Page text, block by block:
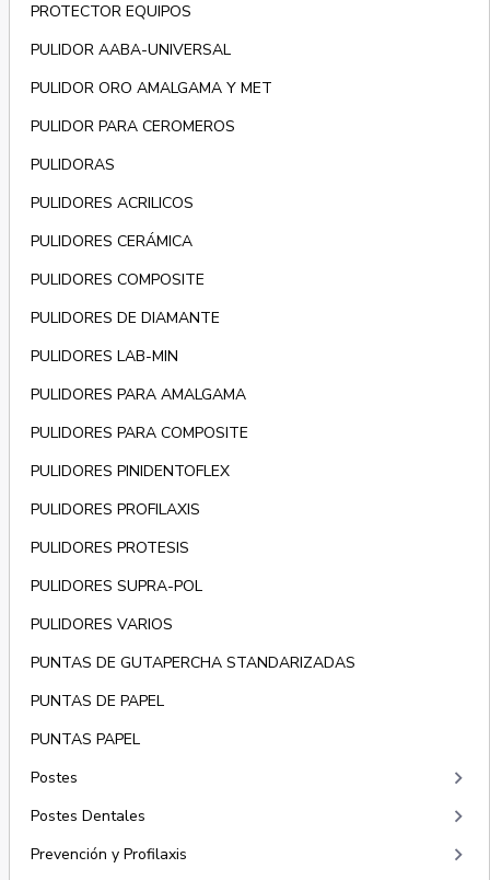
PROTECTOR EQUIPOS
PULIDOR AABA-UNIVERSAL
PULIDOR ORO AMALGAMA Y MET
PULIDOR PARA CEROMEROS
PULIDORAS
PULIDORES ACRILICOS
PULIDORES CERÁMICA
PULIDORES COMPOSITE
PULIDORES DE DIAMANTE
PULIDORES LAB-MIN
PULIDORES PARA AMALGAMA
PULIDORES PARA COMPOSITE
PULIDORES PINIDENTOFLEX
PULIDORES PROFILAXIS
PULIDORES PROTESIS
PULIDORES SUPRA-POL
PULIDORES VARIOS
PUNTAS DE GUTAPERCHA STANDARIZADAS
PUNTAS DE PAPEL
PUNTAS PAPEL
Postes
keyboard_arrow_right
Postes Dentales keyboard_arrow_right
Prevención y Profilaxis keyboard_arrow_right